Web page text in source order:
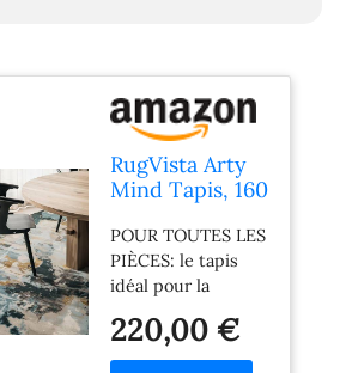
RugVista Arty
Mind Tapis, 160
Beige/Foncé
Gris
POUR TOUTES LES
PIÈCES: le tapis
idéal pour la
la salle à manger, la
cuisine, le couloir,
220,00 €